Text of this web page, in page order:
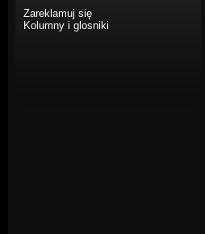
Zareklamuj się
Kolumny i glosniki